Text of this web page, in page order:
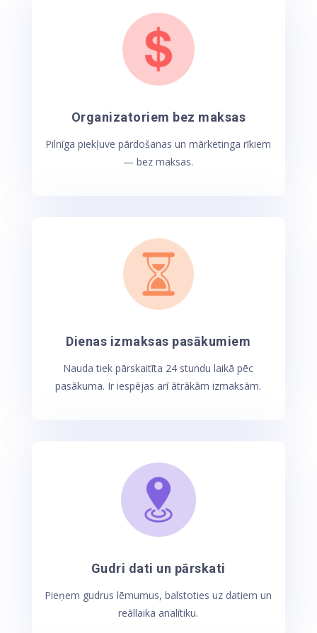
Organizatoriem bez maksas
Pilnīga piekļuve pārdošanas un mārketinga rīkiem
— bez maksas.
Dienas izmaksas pasākumiem
Nauda tiek pārskaitīta 24 stundu laikā pēc
pasākuma. Ir iespējas arī ātrākām izmaksām.
Gudri dati un pārskati
Pieņem gudrus lēmumus, balstoties uz datiem un
reāllaika analītiku.